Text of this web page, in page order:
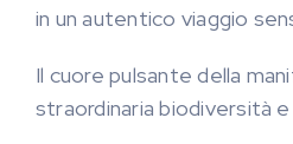
in un autentico viaggio
Il cuore pulsante della
straordinaria biodiversità